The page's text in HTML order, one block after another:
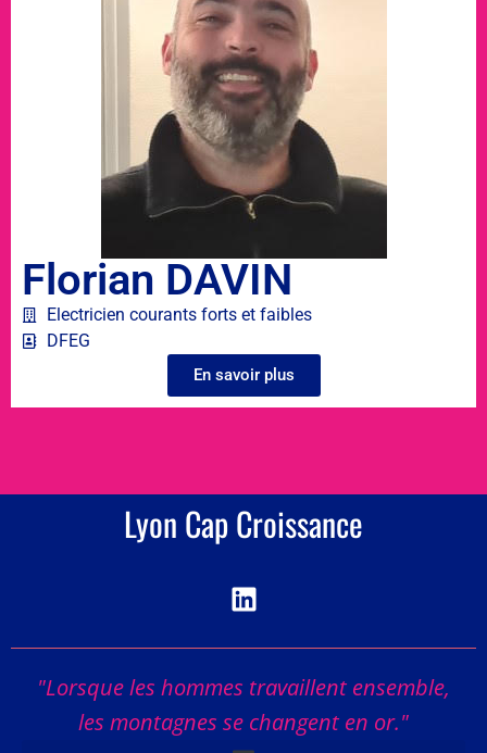
Florian DAVIN
Electricien courants forts et faibles
DFEG
En savoir plus
Lyon Cap Croissance
"Lorsque les hommes travaillent ensemble,
les montagnes se changent en or."